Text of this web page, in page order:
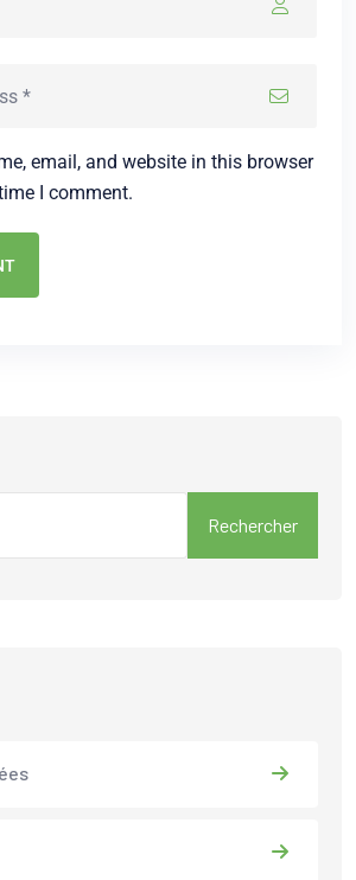
email, and website in this browser
I comment.
Rechercher